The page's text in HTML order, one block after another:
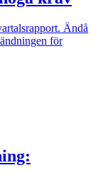
Ändå
för